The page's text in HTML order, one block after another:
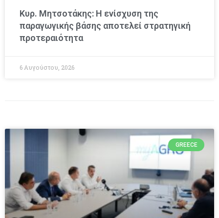
Κυρ. Μητσοτάκης: Η ενίσχυση της
παραγωγικής βάσης αποτελεί στρατηγική
προτεραιότητα
6 Αυγούστου, 2026
GREECE